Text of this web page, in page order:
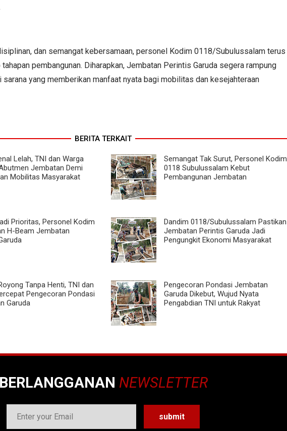
dan semangat kebersamaan, personel Kodim 0118/Subulussalam terus
pembangunan. Diharapkan, Jembatan Perintis Garuda segera rampung
sarana yang memberikan manfaat nyata bagi mobilitas dan kesejahteraan
BERITA TERKAIT
Lelah, TNI dan Warga
Jembatan Demi
Mobilitas Masyarakat
Semangat Tak Surut, Personel Kodim
0118 Subulussalam Kebut
Pembangunan Jembatan
Prioritas, Personel Kodim
H-Beam Jembatan
Dandim 0118/Subulussalam Pastikan
Jembatan Perintis Garuda Jadi
Pengungkit Ekonomi Masyarakat
Tanpa Henti, TNI dan
Pengecoran Pondasi
Garuda
Pengecoran Pondasi Jembatan
Garuda Dikebut, Wujud Nyata
Pengabdian TNI untuk Rakyat
BERLANGGANAN NEWSLETTER